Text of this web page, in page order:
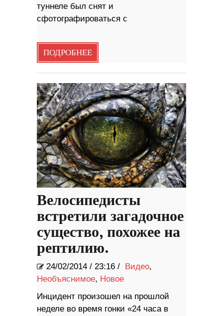
туннеле был снят и
сфотографироваться с
ПОДРОБНЕЕ
Велосипедисты
встретили загадочное
существо, похожее на
рептилию.
24/02/2014 / 23:16 / Видео,
Необъяснимое, Новое
Инцидент произошел на прошлой
неделе во время гонки «24 часа в